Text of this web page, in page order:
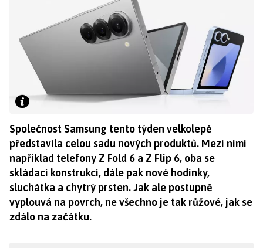
Společnost Samsung tento týden velkolepě
představila celou sadu nových produktů. Mezi nimi
například telefony Z Fold 6 a Z Flip 6, oba se
skládací konstrukcí, dále pak nové hodinky,
sluchátka a chytrý prsten. Jak ale postupně
vyplouvá na povrch, ne všechno je tak růžové, jak se
zdálo na začátku.